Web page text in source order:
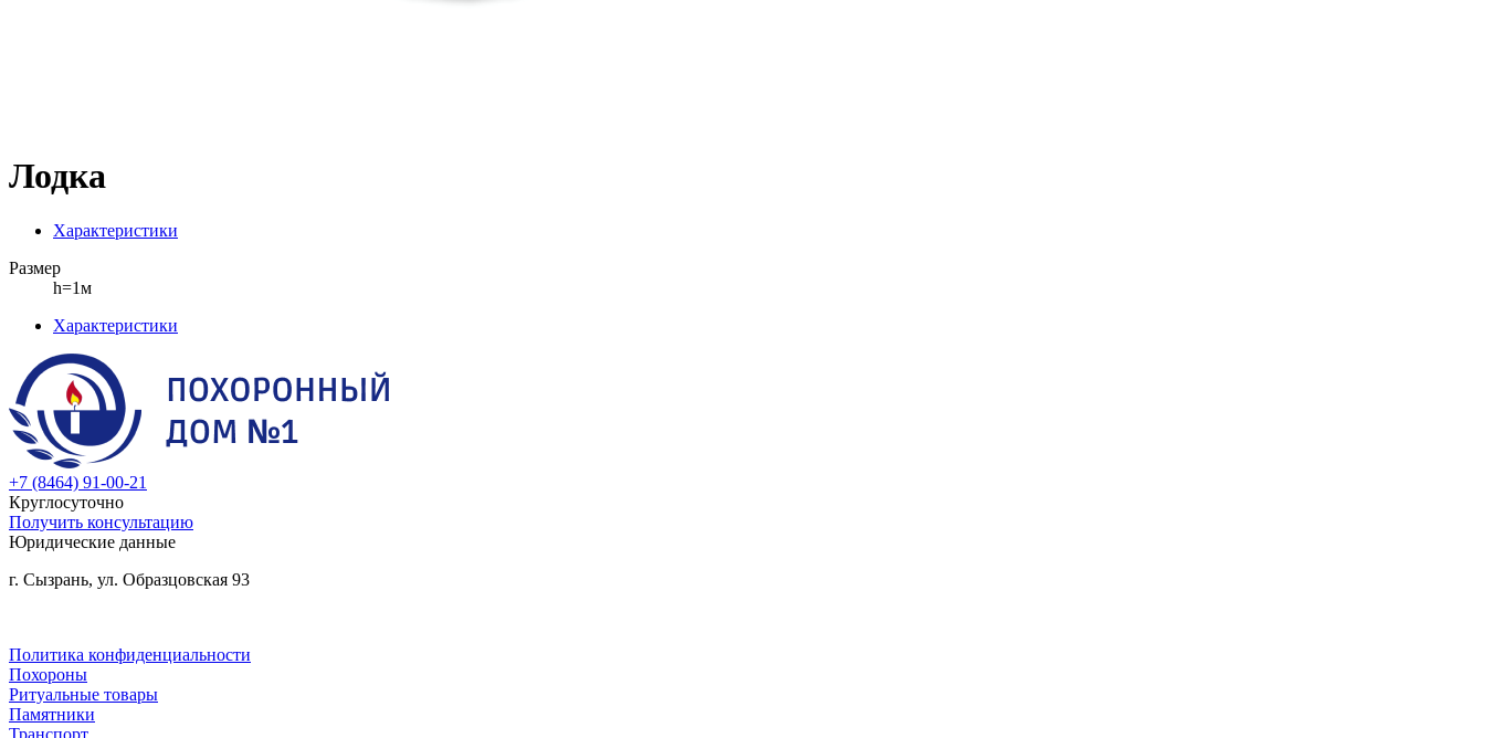
Лодка
Характеристики
Размер
h=1м
Характеристики
+7 (8464) 91-00-21
Круглосуточно
Получить консультацию
Юридические данные
г. Сызрань, ул. Образцовская 93
Политика конфиденциальности
Похороны
Ритуальные товары
Памятники
Транспорт